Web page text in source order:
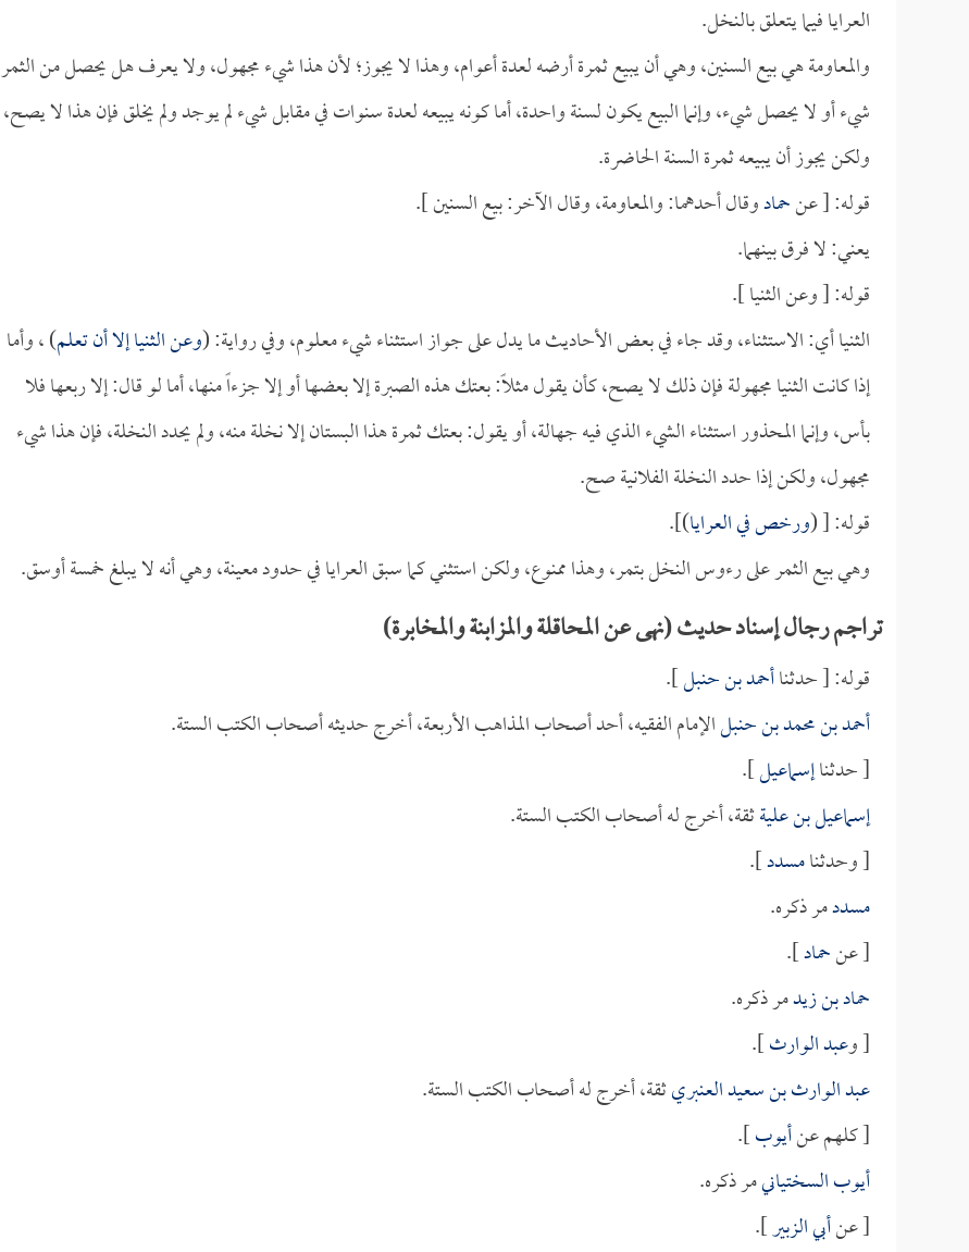
العرايا فيما يتعلق بالنخل.
والمعاومة هي بيع السنين، وهي أن يبيع ثمرة أرضه لعدة أعوام، وهذا لا يجوز؛ لأن هذا شيء مجهول، ولا يعرف هل يحصل من الثمر
شيء أو لا يحصل شيء، وإنما البيع يكون لسنة واحدة، أما كونه يبيعه لعدة سنوات في مقابل شيء لم يوجد ولم يخلق فإن هذا لا يصح،
ولكن يجوز أن يبيعه ثمرة السنة الحاضرة.
قوله: [ عنحمادوقال أحدهما: والمعاومة، وقال الآخر: بيع السنين ].
يعني: لا فرق بينهما.
قوله: [ وعن الثنيا ].
الثنيا أي: الاستثناء، وقد جاء في بعض الأحاديث ما يدل على جواز استثناء شيء معلوم، وفي رواية: (وعن الثنيا إلا أن تعلم) ، وأما
إذا كانت الثنيا مجهولة فإن ذلك لا يصح، كأن يقول مثلاً: بعتك هذه الصبرة إلا بعضها أو إلا جزءاً منها، أما لو قال: إلا ربعها فلا
بأس، وإنما المحذور استثناء الشيء الذي فيه جهالة، أو يقول: بعتك ثمرة هذا البستان إلا نخلة منه، ولم يحدد النخلة، فإن هذا شيء
مجهول، ولكن إذا حدد النخلة الفلانية صح.
قوله: [ (ورخص في العرايا)].
وهي بيع الثمر على رءوس النخل بتمر، وهذا ممنوع، ولكن استثني كما سبق العرايا في حدود معينة، وهي أنه لا يبلغ خمسة أوسق.
تراجم رجال إسناد حديث (نهى عن المحاقلة والمزابنة والمخابرة)
قوله: [ حدثناأحمد بن حنبل].
أحمد بن محمد بن حنبلالإمام الفقيه، أحد أصحاب المذاهب الأربعة، أخرج حديثه أصحاب الكتب الستة.
[ حدثناإسماعيل].
إسماعيل بن عليةثقة، أخرج له أصحاب الكتب الستة.
[ وحدثنامسدد].
مسددمر ذكره.
[ عنحماد].
حماد بن زيدمر ذكره.
[ وعبد الوارث].
عبد الوارث بن سعيد العنبريثقة، أخرج له أصحاب الكتب الستة.
[ كلهم عنأيوب].
أيوب السختيانيمر ذكره.
[ عنأبي الزبير].